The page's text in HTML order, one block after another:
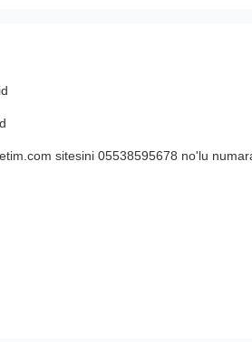
sitesini 05538595678 no'lu